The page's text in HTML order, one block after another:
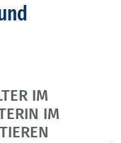
IM
IM